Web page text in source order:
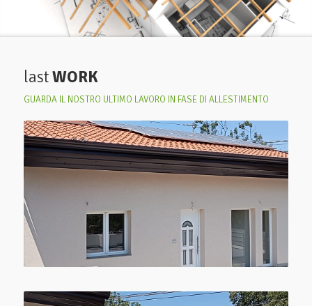
lastWORK
GUARDA IL NOSTRO ULTIMO LAVORO IN FASE DI ALLESTIMENTO